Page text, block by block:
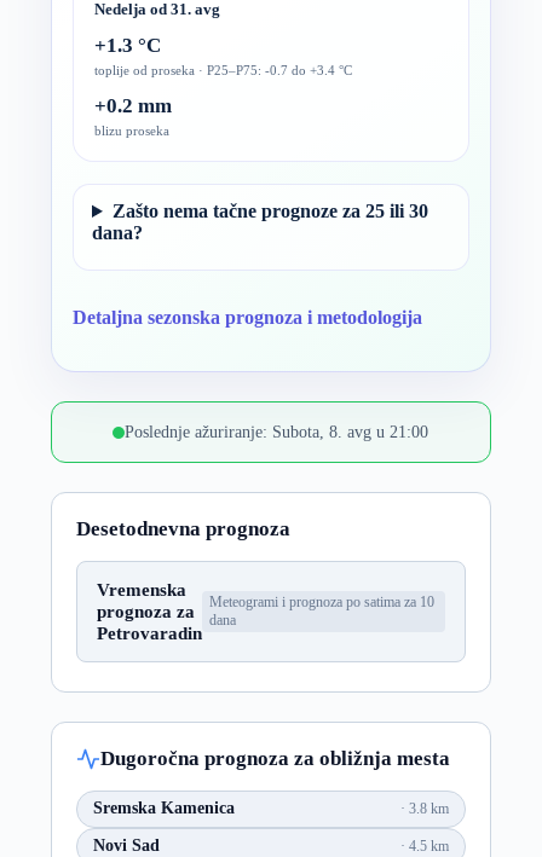
Nedelja od 31. avg
+1.3 °C
toplije od proseka · P25–P75: -0.7 do +3.4 °C
+0.2 mm
blizu proseka
Zašto nema tačne prognoze za 25 ili 30
dana?
Detaljna sezonska prognoza i metodologija
Poslednje ažuriranje: Subota, 8. avg u 21:00
Desetodnevna prognoza
Vremenska
prognoza za
Petrovaradin
Meteogrami i prognoza po satima za 10
dana
Dugoročna prognoza za obližnja mesta
Sremska Kamenica 3.8 km
Novi Sad 4.5 km